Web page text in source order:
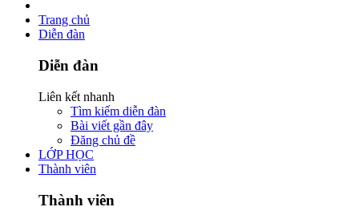
Trang chủ
Diễn đàn
Diễn đàn
Liên kết nhanh
Tìm kiếm diễn đàn
Bài viết gần đây
Đăng chủ đề
LỚP HỌC
Thành viên
Thành viên